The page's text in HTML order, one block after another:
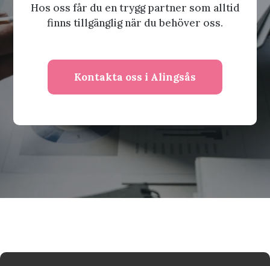
Hos oss får du en trygg partner som alltid
finns tillgänglig när du behöver oss.
Kontakta oss i Alingsås